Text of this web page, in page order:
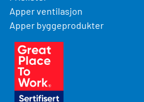
Apper ventilasjon
Apper byggeprodukter